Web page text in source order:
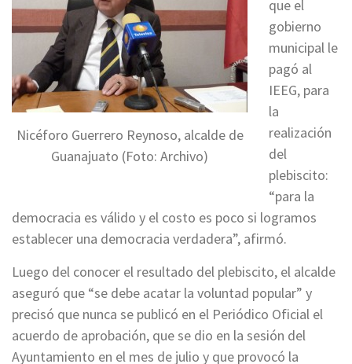
Nicéforo Guerrero Reynoso, alcalde de
Guanajuato (Foto: Archivo)
que el
gobierno
municipal le
pagó al
IEEG, para
la
realización
del
plebiscito:
“para la
democracia es válido y el costo es poco si logramos
establecer una democracia verdadera”, afirmó.
Luego del conocer el resultado del plebiscito, el alcalde
aseguró que “se debe acatar la voluntad popular” y
precisó que nunca se publicó en el Periódico Oficial el
acuerdo de aprobación, que se dio en la sesión del
Ayuntamiento en el mes de julio y que provocó la